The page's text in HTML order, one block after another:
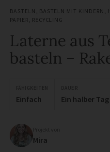
BASTELN BASTELN MIT KINDERN
PAPIER RECYCLING
Laterne aus
basteln –
Einfach Ein halber Tag
Mira